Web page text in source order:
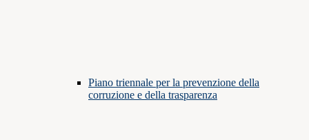
Piano triennale per la prevenzione della
corruzione e della trasparenza